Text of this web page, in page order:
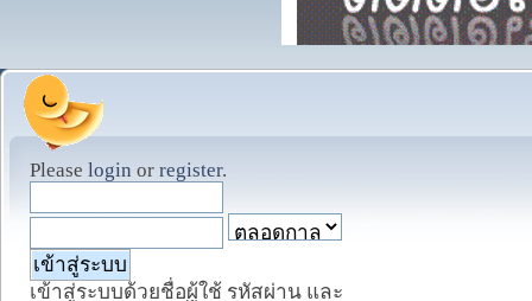
Please login or register.
เข้าสู่ระบบด้วยชื่อผู้ใช้ รหัสผ่าน และ